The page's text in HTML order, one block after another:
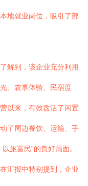
地就业岗位，吸引了部
解到，该企业充分利用
、农事体验、民宿度
以来，有效盘活了闲置
了周边餐饮、运输、手
旅富民”的良好局面。
汇报中特别提到，企业